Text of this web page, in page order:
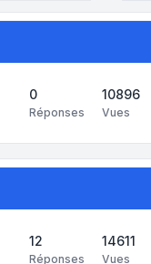
0
Réponses
10896
Vues
12
Réponses
14611
Vues